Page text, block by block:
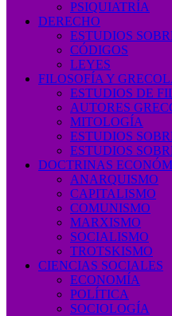
PSIQUIATRÍA
DERECHO
ESTUDIOS
CÓDIGOS
LEYES
FILOSOFÍA Y
ESTUDIOS DE
AUTORES
MITOLOGÍA
ESTUDIOS
ESTUDIOS
DOCTRINAS
ANARQUISMO
CAPITALISMO
COMUNISMO
MARXISMO
SOCIALISMO
TROTSKISMO
CIENCIAS SOCIALES
ECONOMÍA
POLÍTICA
SOCIOLOGÍA